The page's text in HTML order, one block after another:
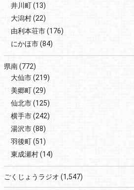
井川町(13)
大潟村(22)
由利本荘市(176)
にかほ市(84)
県南(772)
大仙市(219)
美郷町(29)
仙北市(125)
横手市(242)
湯沢市(88)
羽後町(51)
東成瀬村(14)
ごくじょうラジオ (1,547)